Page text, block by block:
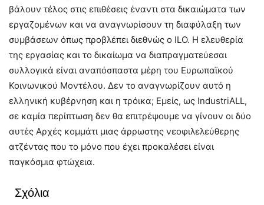
βάλουν τέλος στις επιθέσεις έναντι στα δικαιώματα των
εργαζομένων και να αναγνωρίσουν τη διαφύλαξη των
συμβάσεων όπως προβλέπει διεθνώς ο ILO. Η ελευθερία
της εργασίας και το δικαίωμα να διαπραγματεύεσαι
συλλογικά είναι αναπόσπαστα μέρη του Ευρωπαϊκού
Κοινωνικού Μοντέλου. Δεν το αναγνωρίζουν αυτό η
ελληνική κυβέρνηση και η τρόικα; Εμείς, ως IndustriALL,
σε καμία περίπτωση δεν θα επιτρέψουμε να γίνουν οι δύο
αυτές Αρχές κομμάτι μιας άρρωστης νεοφιλελεύθερης
ατζέντας που το μόνο που έχει προκαλέσει είναι
παγκόσμια φτώχεια.
Σχόλια